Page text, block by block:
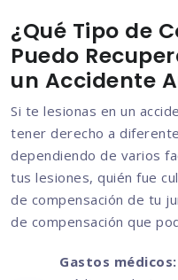
¿Qué Tipo de
Puedo
un Accidente
Si te lesionas en un
tener derecho a
dependiendo de varios
tus lesiones, quién fue
de compensación de tu
de compensación que
Gastos médicos: